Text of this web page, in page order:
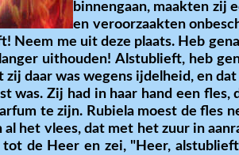
binnengaan, maakten zij
en veroorzaakten
Neem me uit deze plaats. Heb
uithouden! Alstublieft, heb
zij daar was wegens ijdelheid, en
was. Zij had in haar hand een
te zijn. Rubiela moest de fles
al het vlees, dat met het zuur in
de Heer en zei, "Heer,